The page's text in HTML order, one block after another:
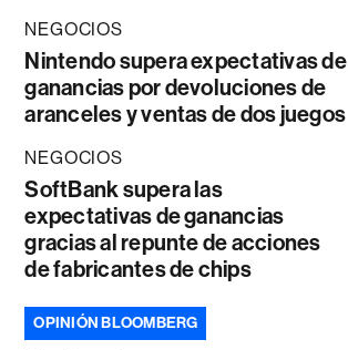
NEGOCIOS
Nintendo supera expectativas de
ganancias por devoluciones de
aranceles y ventas de dos juegos
NEGOCIOS
SoftBank supera las
expectativas de ganancias
gracias al repunte de acciones
de fabricantes de chips
OPINIÓN BLOOMBERG